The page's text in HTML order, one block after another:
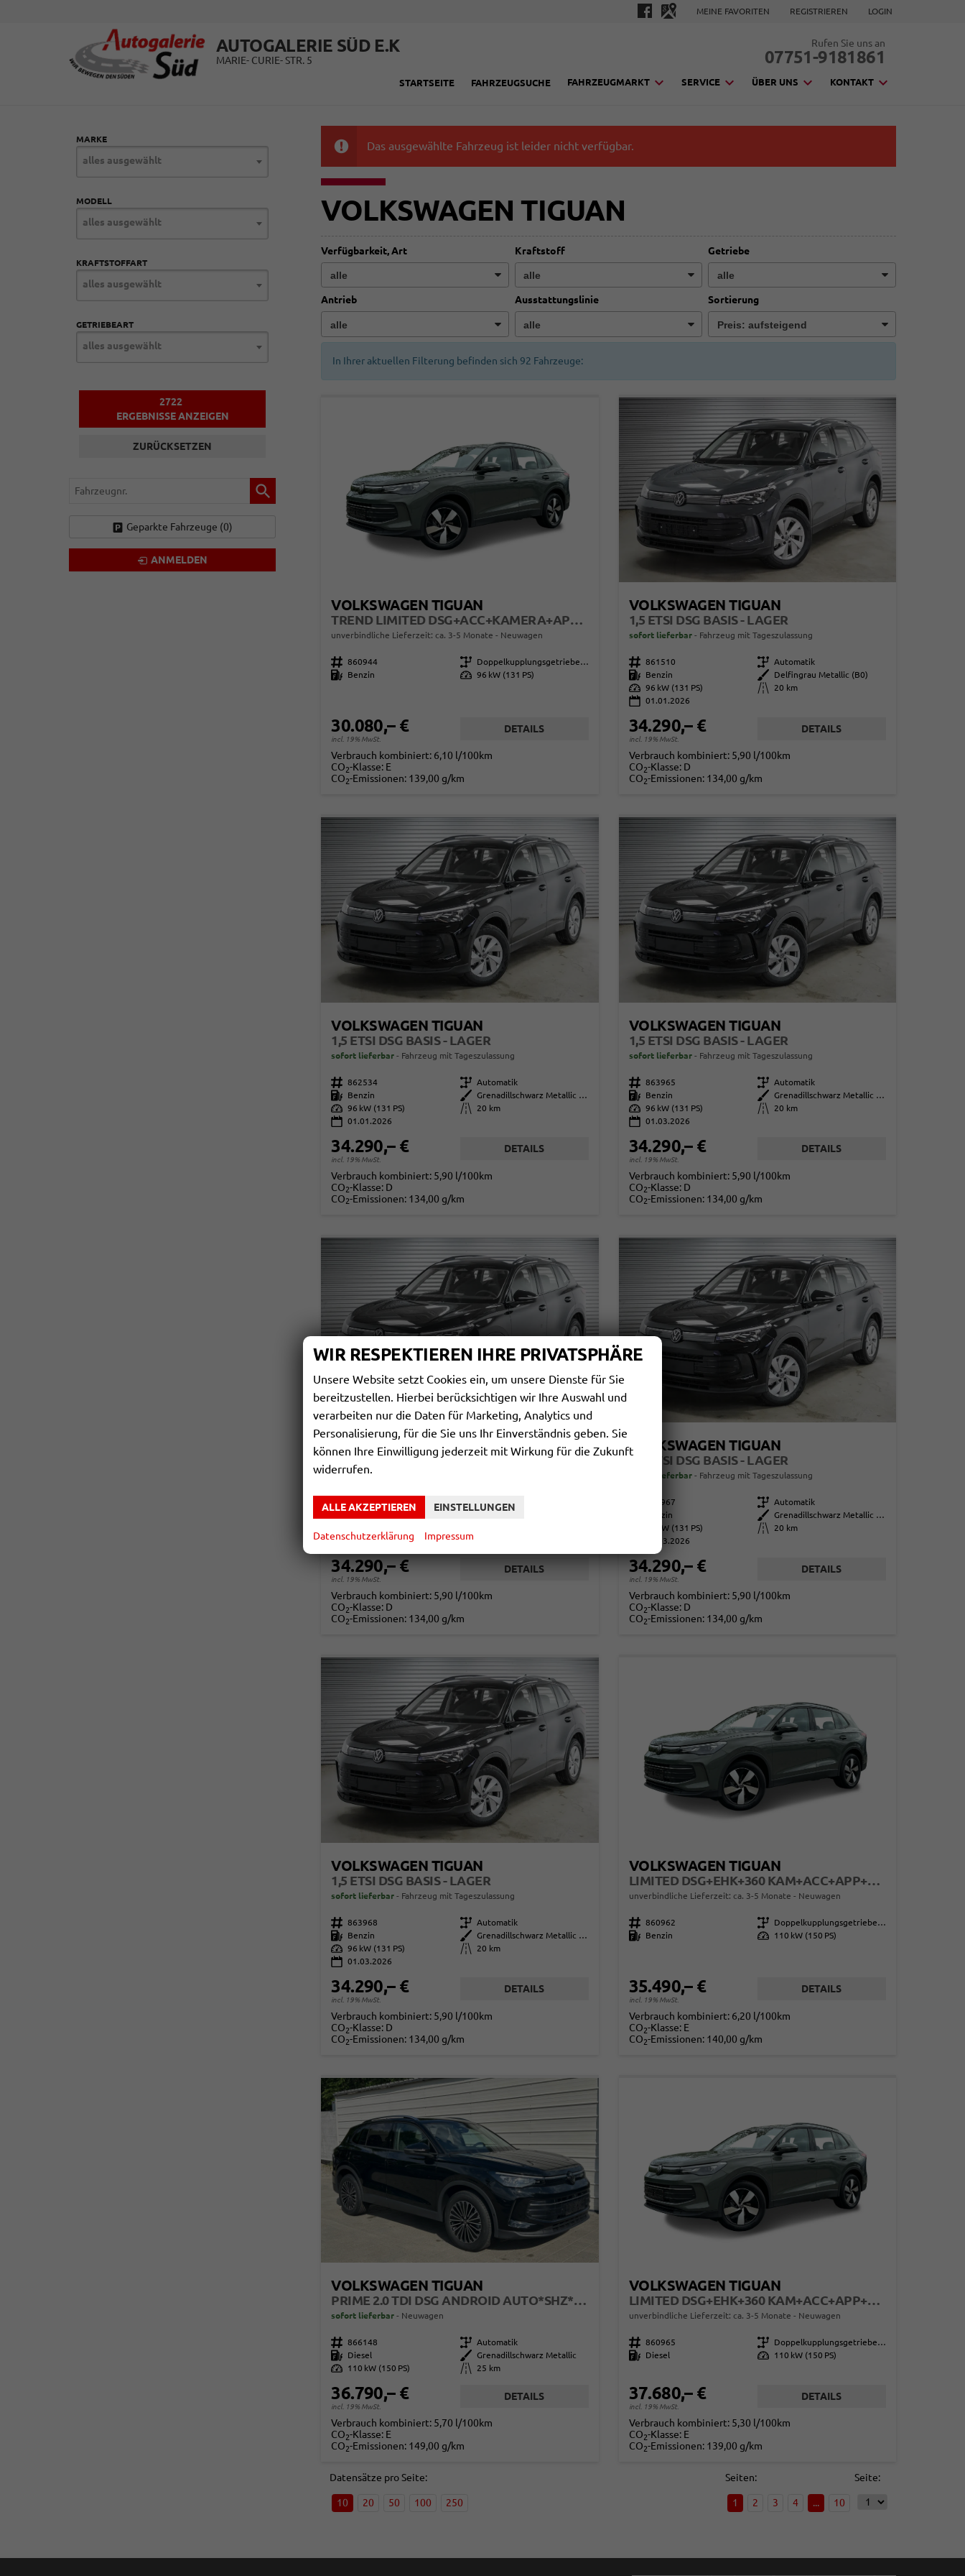
MEINE FAVORITEN REGISTRIEREN LOGIN
AUTOGALERIE SÜD E.K
MARIE- CURIE- STR. 5
Rufen Sie uns an
07751-9181861
STARTSEITE FAHRZEUGSUCHE FAHRZEUGMARKT SERVICE ÜBER UNS KONTAKT
Das ausgewählte Fahrzeug ist leider nicht verfügbar.
VOLKSWAGEN TIGUAN
Verfügbarkeit, Art Kraftstoff Getriebe
Antrieb Ausstattungslinie Sortierung
In Ihrer aktuellen Filterung befinden sich 92 Fahrzeuge:
VOLKSWAGEN TIGUAN
TREND LIMITED DSG+ACC+KAMERA+APP+KLIMA+LED+17" LM
unverbindliche Lieferzeit: ca. 3-5 Monate Neuwagen
Fahrzeugnr. 860944 Getriebe
Doppelkupplungsgetriebe (DSG)
Kraftstoff
Benzin Leistung 96 kW (131 PS)
30.080,– €
incl. 19% MwSt.
DETAILS
Verbrauch kombiniert: 6,10 l/100km
CO2-Klasse: E
CO2-Emissionen: 139,00 g/km
VOLKSWAGEN TIGUAN
1,5 ETSI DSG BASIS - LAGER
sofort lieferbar Fahrzeug mit Tageszulassung
Fahrzeugnr. 861510 Getriebe Automatik
Kraftstoff
Benzin Außenfarbe
Delfingrau Metallic (B0)
Leistung 96 kW (131 PS) Kilometerstand
20 km
01.01.2026
34.290,– €
incl. 19% MwSt.
DETAILS
Verbrauch kombiniert: 5,90 l/100km
CO2-Klasse: D
CO2-Emissionen: 134,00 g/km
VOLKSWAGEN TIGUAN
1,5 ETSI DSG BASIS - LAGER
sofort lieferbar Fahrzeug mit Tageszulassung
Fahrzeugnr. 862534 Getriebe Automatik
Kraftstoff
Benzin Außenfarbe
Grenadillschwarz Metallic (0E)
Leistung 96 kW (131 PS) Kilometerstand
20 km
01.01.2026
34.290,– €
incl. 19% MwSt.
DETAILS
Verbrauch kombiniert: 5,90 l/100km
CO2-Klasse: D
CO2-Emissionen: 134,00 g/km
VOLKSWAGEN TIGUAN
1,5 ETSI DSG BASIS - LAGER
sofort lieferbar Fahrzeug mit Tageszulassung
Fahrzeugnr. 863965 Getriebe Automatik
Kraftstoff
Benzin Außenfarbe
Grenadillschwarz Metallic (0E)
Leistung 96 kW (131 PS) Kilometerstand
20 km
01.03.2026
34.290,– €
incl. 19% MwSt.
DETAILS
Verbrauch kombiniert: 5,90 l/100km
CO2-Klasse: D
CO2-Emissionen: 134,00 g/km
VOLKSWAGEN TIGUAN
1,5 ETSI DSG BASIS - LAGER
sofort lieferbar
Fahrzeugnr. 863966 Getriebe Automatik
01.03.2026
34.290,– €
incl. 19% MwSt.
DETAILS
Verbrauch kombiniert: 5,90 l/100km
CO2-Klasse: D
CO2-Emissionen: 134,00 g/km
VOLKSWAGEN TIGUAN
1,5 ETSI DSG BASIS - LAGER
sofort lieferbar Fahrzeug mit Tageszulassung
863967 Getriebe Automatik
Benzin Außenfarbe
Grenadillschwarz Metallic (0E)
96 kW (131 PS) Kilometerstand
20 km
01.03.2026
34.290,– €
incl. 19% MwSt.
DETAILS
Verbrauch kombiniert: 5,90 l/100km
CO2-Klasse: D
CO2-Emissionen: 134,00 g/km
VOLKSWAGEN TIGUAN
1,5 ETSI DSG BASIS - LAGER
sofort lieferbar Fahrzeug mit Tageszulassung
Fahrzeugnr. 863968 Getriebe Automatik
Kraftstoff
Benzin Außenfarbe
Grenadillschwarz Metallic (0E)
Leistung 96 kW (131 PS) Kilometerstand
20 km
01.03.2026
34.290,– €
incl. 19% MwSt.
DETAILS
Verbrauch kombiniert: 5,90 l/100km
CO2-Klasse: D
CO2-Emissionen: 134,00 g/km
VOLKSWAGEN TIGUAN
LIMITED DSG+EHK+360 KAM+ACC+APP+LED PLUS+17" LM+KLIMA
unverbindliche Lieferzeit: ca. 3-5 Monate Neuwagen
Fahrzeugnr. 860962 Getriebe
Doppelkupplungsgetriebe (DSG)
Kraftstoff
Benzin Leistung 110 kW (150 PS)
35.490,– €
incl. 19% MwSt.
DETAILS
Verbrauch kombiniert: 6,20 l/100km
CO2-Klasse: E
CO2-Emissionen: 140,00 g/km
VOLKSWAGEN TIGUAN
PRIME 2.0 TDI DSG ANDROID AUTO*SHZ*18"*IQ DRIVE*360°*ACC*KEYLESS*LED PLUS*DESIGN PAKET
sofort lieferbar Neuwagen
Fahrzeugnr. 866148 Getriebe Automatik
Kraftstoff
Diesel Außenfarbe
Grenadillschwarz Metallic
Leistung
110 kW (150 PS) Kilometerstand 25 km
36.790,– €
incl. 19% MwSt.
DETAILS
Verbrauch kombiniert: 5,70 l/100km
CO2-Klasse: E
CO2-Emissionen: 149,00 g/km
VOLKSWAGEN TIGUAN
LIMITED DSG+EHK+360 KAM+ACC+APP+LED PLUS+17" LM+KLIMA
unverbindliche Lieferzeit: ca. 3-5 Monate Neuwagen
Fahrzeugnr. 860965 Getriebe
Doppelkupplungsgetriebe (DSG)
Kraftstoff
Diesel Leistung 110 kW (150 PS)
37.680,– €
incl. 19% MwSt.
DETAILS
Verbrauch kombiniert: 5,30 l/100km
CO2-Klasse: E
CO2-Emissionen: 139,00 g/km
Datensätze pro Seite:
10 20 50 100 250
Seite:
Seiten:
1 2 3 4 ... 10
MARKE
alles ausgewählt
MODELL
alles ausgewählt
KRAFTSTOFFART
alles ausgewählt
GETRIEBEART
alles ausgewählt
2722
ERGEBNISSE ANZEIGEN
ZURÜCKSETZEN
Fahrzeugnr.
Geparkte Fahrzeuge (0)
ANMELDEN
WIR RESPEKTIEREN IHRE PRIVATSPHÄRE
Unsere Website setzt Cookies ein, um unsere Dienste für Sie
bereitzustellen. Hierbei berücksichtigen wir Ihre Auswahl und
verarbeiten nur die Daten für Marketing, Analytics und
Personalisierung, für die Sie uns Ihr Einverständnis geben. Sie
können Ihre Einwilligung jederzeit mit Wirkung für die Zukunft
widerrufen.
ALLE AKZEPTIEREN EINSTELLUNGEN
Datenschutzerklärung Impressum